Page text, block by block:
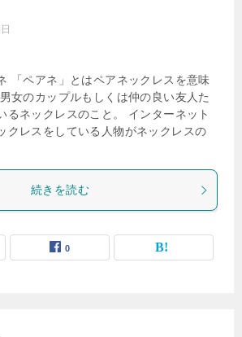
「ペアネ」とはペアネックレスを意味
女のカップルもしくは仲の良い友人た
るネックレスのこと。 インターネット
クレスをしている人物がネックレスの
続きを読む
0